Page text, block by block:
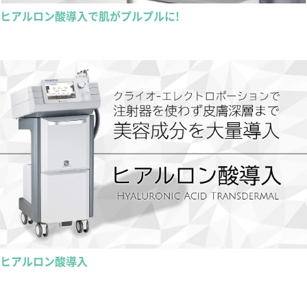
ヒアルロン酸導入で肌がプルプルに!
ヒアルロン酸導入